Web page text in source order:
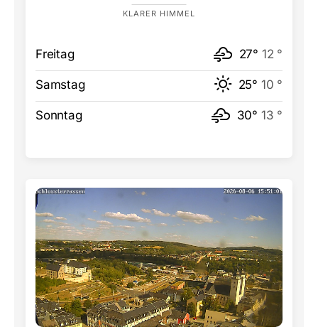
KLARER HIMMEL
Freitag 27° 12 °
Samstag 25° 10 °
Sonntag 30° 13 °